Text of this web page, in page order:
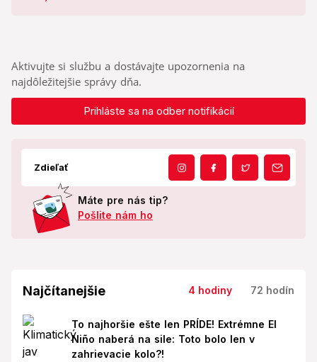
Aktivujte si službu a dostávajte upozornenia na
najdôležitejšie správy dňa.
Prihláste sa na odber notifikácií
Zdieľať
Máte pre nás tip?
Pošlite nám ho
Najčítanejšie 4 hodiny 72 hodín
To najhoršie ešte len PRÍDE! Extrémne El
Niño naberá na sile: Toto bolo len v
zahrievacie kolo?!